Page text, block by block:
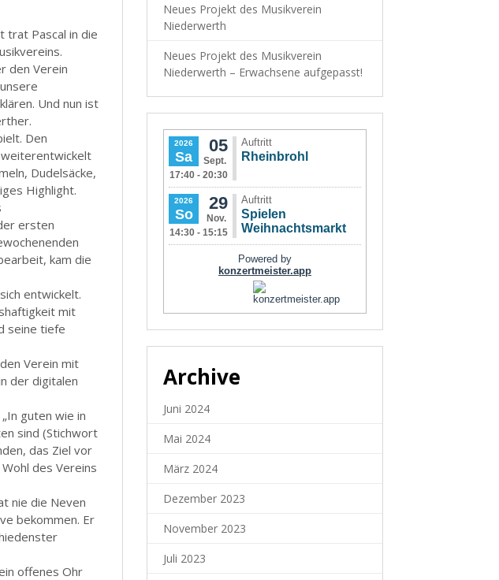
trat Pascal in die
den Verein
Und nun ist
Den
Dudelsäcke,
Highlight.
ersten
kam die
entwickelt.
mit
seine tiefe
Verein mit
der digitalen
guten wie in
sind (Stichwort
das Ziel vor
des Vereins
nie die Neven
bekommen. Er
offenes Ohr
Neues Projekt des Musikverein
Niederwerth
Neues Projekt des Musikverein
Niederwerth – Erwachsene aufgepasst!
Archive
Juni 2024
Mai 2024
März 2024
Dezember 2023
November 2023
Juli 2023